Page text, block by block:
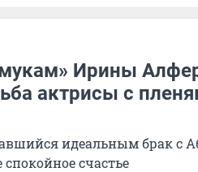
Ирины
актрисы с
идеальным брак с
счастье